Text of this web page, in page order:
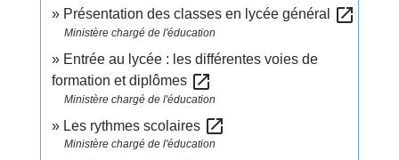
Présentation des classes en lycée général open_in_new
Ministère chargé de l'éducation
Entrée au lycée : les différentes voies de
formation et diplômes open_in_new
Ministère chargé de l'éducation
Les rythmes scolaires open_in_new
Ministère chargé de l'éducation